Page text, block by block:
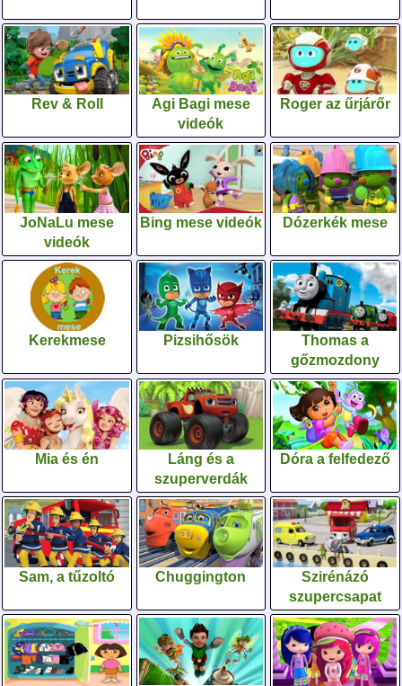
Rev & Roll
Agi Bagi mese
videók
Roger az űrjárőr
JoNaLu mese
videók
Bing mese videók Dózerkék mese
Kerekmese Pizsihősök
Thomas a
gőzmozdony
Mia és én
Láng és a
szuperverdák
Dóra a felfedező
Sam, a tűzoltó Chuggington
Szirénázó
szupercsapat